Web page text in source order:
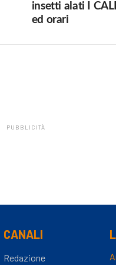
insetti alati I
ed orari
PUBBLICITÀ
CANALI
Redazione